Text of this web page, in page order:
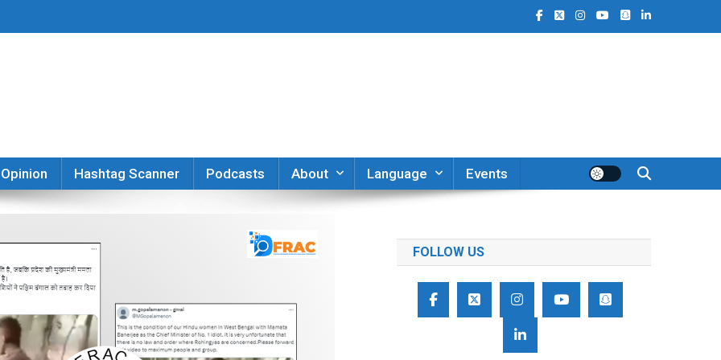
Opinion Hashtag Scanner Podcasts About Language Events
FOLLOW US